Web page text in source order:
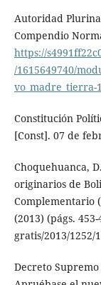
Autoridad
Compendio
https://
/1615649740/
vo_madre_tierra-
Constitución
[Const]. 07 de
Choquehuanca,
originarios de
Complementario
(2013) (págs. 453-
gratis/2013/1252/
Decreto